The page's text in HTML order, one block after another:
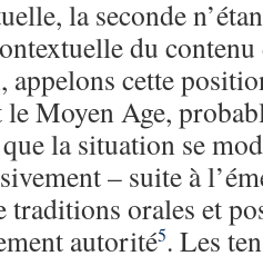
la seconde
du
appelons cette
le Moyen Age,
la situation se
– suite à
traditions orales et
autorité5. Les